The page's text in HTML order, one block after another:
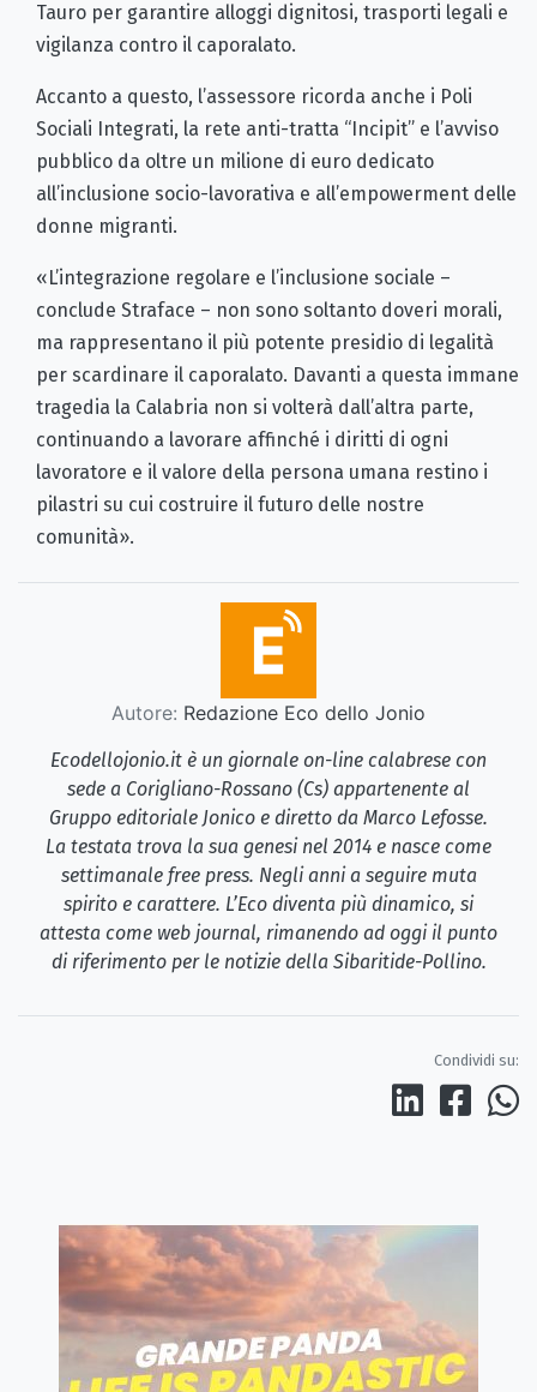
Tauro per garantire alloggi dignitosi, trasporti legali e
vigilanza contro il caporalato.
Accanto a questo, l’assessore ricorda anche i Poli
Sociali Integrati, la rete anti-tratta “Incipit” e l’avviso
pubblico da oltre un milione di euro dedicato
all’inclusione socio-lavorativa e all’empowerment delle
donne migranti.
«L’integrazione regolare e l’inclusione sociale –
conclude Straface – non sono soltanto doveri morali,
ma rappresentano il più potente presidio di legalità
per scardinare il caporalato. Davanti a questa immane
tragedia la Calabria non si volterà dall’altra parte,
continuando a lavorare affinché i diritti di ogni
lavoratore e il valore della persona umana restino i
pilastri su cui costruire il futuro delle nostre
comunità».
Autore: Redazione Eco dello Jonio
Ecodellojonio.it è un giornale on-line calabrese con
sede a Corigliano-Rossano (Cs) appartenente al
Gruppo editoriale Jonico e diretto da Marco Lefosse.
La testata trova la sua genesi nel 2014 e nasce come
settimanale free press. Negli anni a seguire muta
spirito e carattere. L’Eco diventa più dinamico, si
attesta come web journal, rimanendo ad oggi il punto
di riferimento per le notizie della Sibaritide-Pollino.
Condividi su: